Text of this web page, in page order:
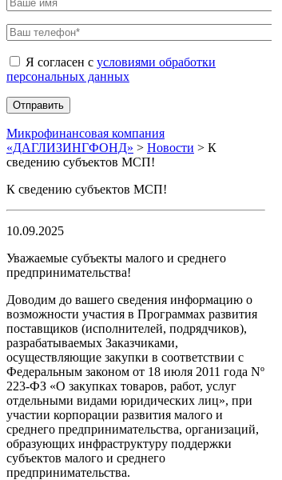
Я согласен с условиями обработки
персональных данных
Микрофинансовая компания
«ДАГЛИЗИНГФОНД» > Новости > К
сведению субъектов МСП!
К сведению субъектов МСП!
10.09.2025
Уважаемые субъекты малого и среднего
предпринимательства!
Доводим до вашего сведения информацию о
возможности участия в Программах развития
поставщиков (исполнителей, подрядчиков),
разрабатываемых Заказчиками,
осуществляющие закупки в соответствии с
Федеральным законом от 18 июля 2011 года Nº
223-ФЗ «О закупках товаров, работ, услуг
отдельными видами юридических лиц», при
участии корпорации развития малого и
среднего предпринимательства, организаций,
образующих инфраструктуру поддержки
субъектов малого и среднего
предпринимательства.